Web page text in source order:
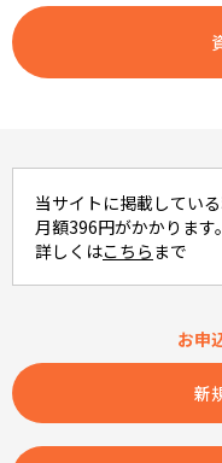
話番号」への通話が
● au世界サービス対
ルプラス電話への通
話ユニパーサルサー
別途必要です。
その他、料金の詳細に
ださい。
当サイトに掲載してい
月額396円がかかります。
詳しくはこちら まで
お申
新